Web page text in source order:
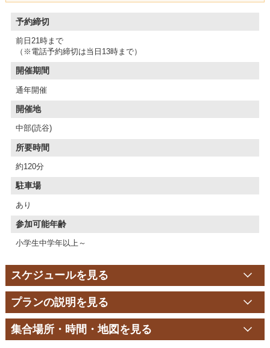
予約締切
前日21時まで
（※電話予約締切は当日13時まで）
開催期間
通年開催
開催地
中部(読谷)
所要時間
約120分
駐車場
あり
参加可能年齢
小学生中学年以上～
スケジュールを見る
プランの説明を見る
集合場所・時間・地図を見る